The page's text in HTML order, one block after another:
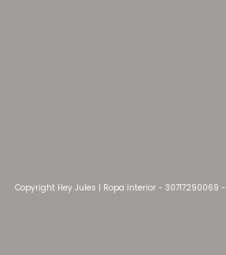
Copyright Hey Jules | Ropa interior - 30717290069